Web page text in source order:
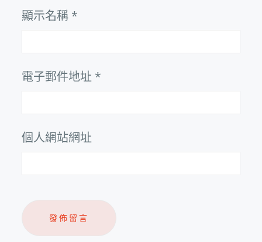
顯示名稱 *
電子郵件地址 *
個人網站網址